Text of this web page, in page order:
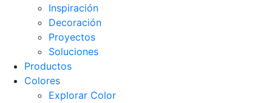
Inspiración
Decoración
Proyectos
Soluciones
Productos
Colores
Explorar Color